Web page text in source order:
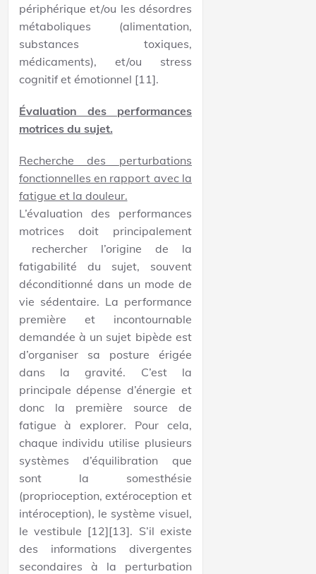
périphérique et/ou les désordres
métaboliques (alimentation,
substances toxiques,
médicaments), et/ou stress
cognitif et émotionnel [11].
Évaluation des performances
motrices du sujet.
Recherche des perturbations
fonctionnelles en rapport avec la
fatigue et la douleur.
L’évaluation des performances
motrices doit principalement
rechercher l’origine de la
fatigabilité du sujet, souvent
déconditionné dans un mode de
vie sédentaire. La performance
première et incontournable
demandée à un sujet bipède est
d’organiser sa posture érigée
dans la gravité. C’est la
principale dépense d’énergie et
donc la première source de
fatigue à explorer. Pour cela,
chaque individu utilise plusieurs
systèmes d’équilibration que
sont la somesthésie
(proprioception, extéroception et
intéroception), le système visuel,
le vestibule [12][13]. S’il existe
des informations divergentes
secondaires à la perturbation